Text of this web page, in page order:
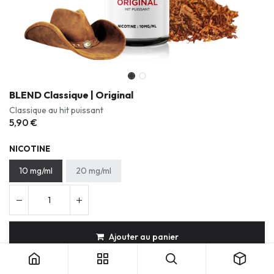
BLEND Classique | Original
Classique au hit puissant
5,90 €
NICOTINE
10 mg/ml 20 mg/ml
Ajouter au panier